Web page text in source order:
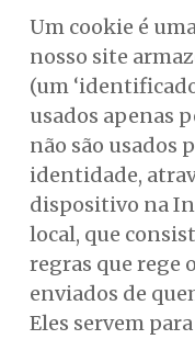
Um cookie é
nosso site
(um
usados apenas
não são usados
identidade,
dispositivo na
local, que
regras que rege
enviados de
Eles servem